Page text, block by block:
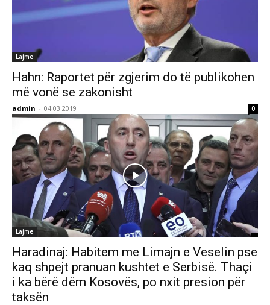
Lajme
Hahn: Raportet për zgjerim do të publikohen
më vonë se zakonisht
admin - 04.03.2019 0
Lajme
Haradinaj: Habitem me Limajn e Veselin pse
kaq shpejt pranuan kushtet e Serbisë. Thaçi
i ka bërë dëm Kosovës, po nxit presion për
taksën